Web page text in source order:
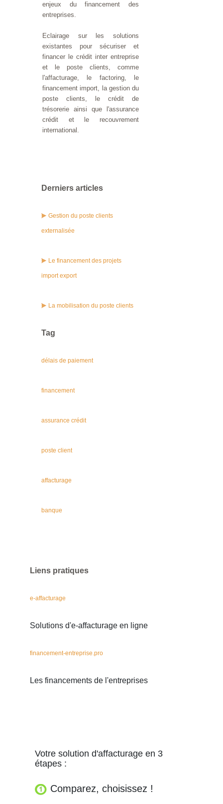
enjeux du financement des
entreprises.
Eclairage sur les solutions
existantes pour sécuriser et
financer le crédit inter entreprise
et le poste clients, comme
l'affacturage, le factoring, le
financement import, la gestion du
poste clients, le crédit de
trésorerie ainsi que l'assurance
crédit et le recouvrement
international.
Derniers articles
Gestion du poste clients
externalisée
Le financement des projets
import export
La mobilisation du poste clients
Tag
délais de paiement
financement
assurance crédit
poste client
affacturage
banque
Liens pratiques
e-affacturage
Solutions d'e-affacturage en ligne
financement-entreprise.pro
Les financements de l'entreprises
Votre solution d'affacturage en 3
étapes :
Comparez, choisissez !